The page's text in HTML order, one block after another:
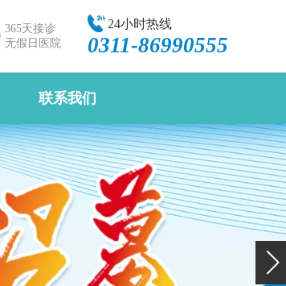
365天接诊
无假日医院
24小时热线
0311-86990555
联系我们